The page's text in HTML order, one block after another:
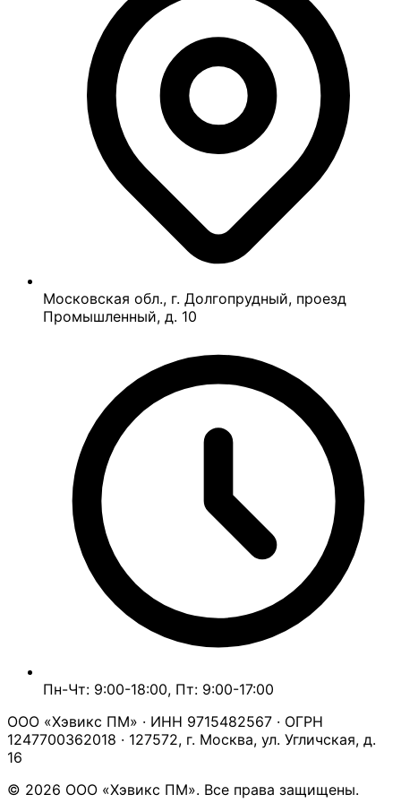
Московская обл., г. Долгопрудный, проезд
Промышленный, д. 10
Пн-Чт: 9:00-18:00, Пт: 9:00-17:00
ООО «Хэвикс ПМ» · ИНН 9715482567 · ОГРН
1247700362018 · 127572, г. Москва, ул. Угличская, д.
16
© 2026 ООО «Хэвикс ПМ». Все права защищены.